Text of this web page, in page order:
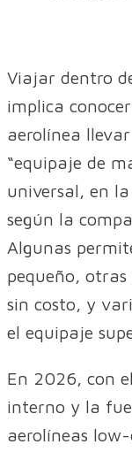
Viajar dentro
implica
aerolínea
“equipaje de
universal, en
según la
Algunas
pequeño,
sin costo, y
el equipaje
En 2026, con
interno y la
aerolíneas